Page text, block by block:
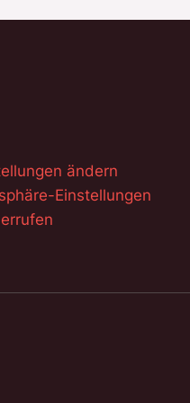
ändern
Einstellungen